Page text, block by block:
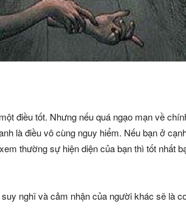
điều tốt. Nhưng nếu quá ngạo mạn về
là điều vô cùng nguy hiểm. Nếu bạn ở
thường sự hiện diện của bạn thì tốt nhất
nghĩ và cảm nhận của người khác sẽ là